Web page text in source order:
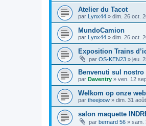
Atelier du Tacot
par Lynx44 » dim. 26 oct.
MundoCamion
par Lynx44 » dim. 26 oct.
Exposition Trains
par OS-KEN23 » jeu.
Benvenuti sul nostro
par Daventry » ven. 12
Welkom op onze
par theejoow » dim. 31
salon maquette
par bernard 56 » sam.